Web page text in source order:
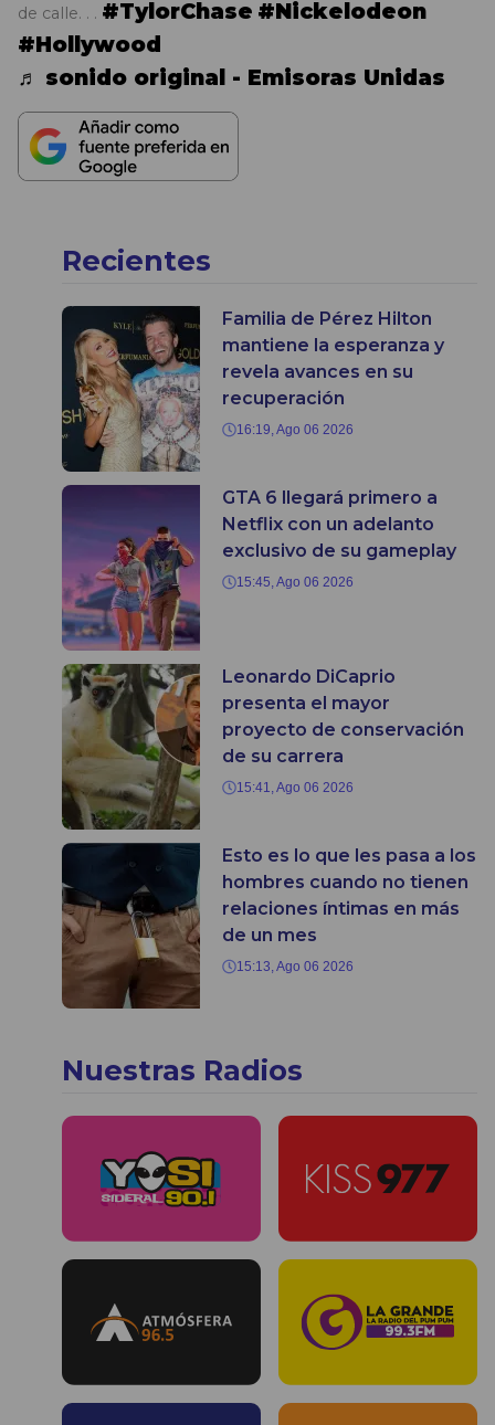
de calle. . . #TylorChase #Nickelodeon
#Hollywood
♬ sonido original - Emisoras Unidas
Recientes
Familia de Pérez Hilton
mantiene la esperanza y
revela avances en su
recuperación
16:19, Ago 06 2026
GTA 6 llegará primero a
Netflix con un adelanto
exclusivo de su gameplay
15:45, Ago 06 2026
Leonardo DiCaprio
presenta el mayor
proyecto de conservación
de su carrera
15:41, Ago 06 2026
Esto es lo que les pasa a los
hombres cuando no tienen
relaciones íntimas en más
de un mes
15:13, Ago 06 2026
Nuestras Radios